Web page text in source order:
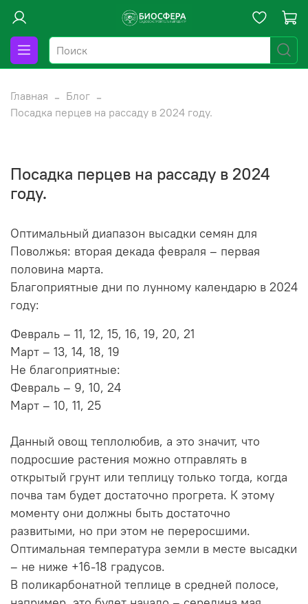
Главная
Блог
Посадка перцев на рассаду в 2024 году.
Посадка перцев на рассаду в 2024
году.
Оптимальный диапазон высадки семян для
Поволжья: вторая декада февраля – первая
половина марта.
Благоприятные дни по лунному календарю в 2024
году:
Февраль – 11, 12, 15, 16, 19, 20, 21
Март – 13, 14, 18, 19
Не благоприятные:
Февраль – 9, 10, 24
Март – 10, 11, 25
Данный овощ теплолюбив, а это значит, что
подросшие растения можно отправлять в
открытый грунт или теплицу только тогда, когда
почва там будет достаточно прогрета. К этому
моменту они должны быть достаточно
развитыми, но при этом не переросшими.
Оптимальная температура земли в месте высадки
– не ниже +16-18 градусов.
В поликарбонатной теплице в средней полосе,